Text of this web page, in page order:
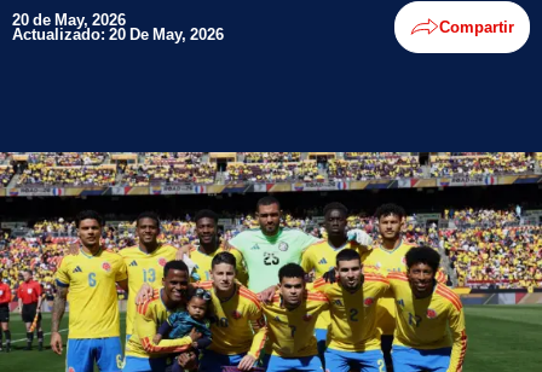
20 de May, 2026
Actualizado: 20 De May, 2026 Compartir